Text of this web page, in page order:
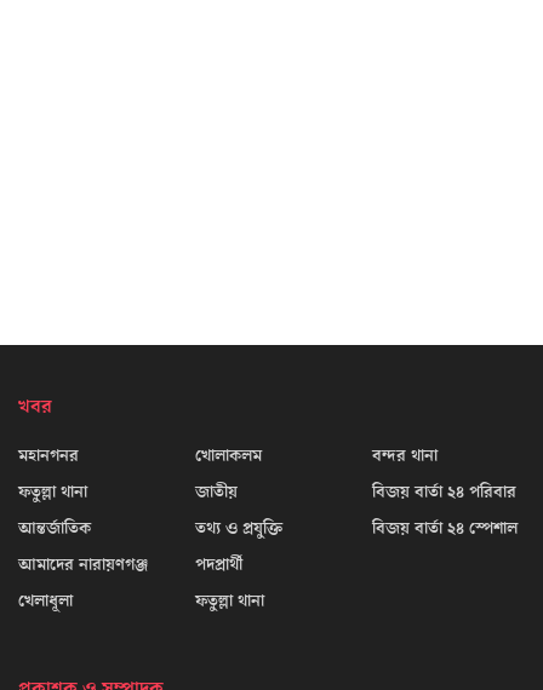
খবর
মহানগনর
ফতুল্লা থানা
আন্তর্জাতিক
আমাদের নারায়ণগঞ্জ
খেলাধূলা
খোলাকলম
জাতীয়
তথ্য ও প্রযুক্তি
পদপ্রার্থী
ফতুল্লা থানা
বন্দর থানা
বিজয় বার্তা ২৪ পরিবার
বিজয় বার্তা ২৪ স্পেশাল